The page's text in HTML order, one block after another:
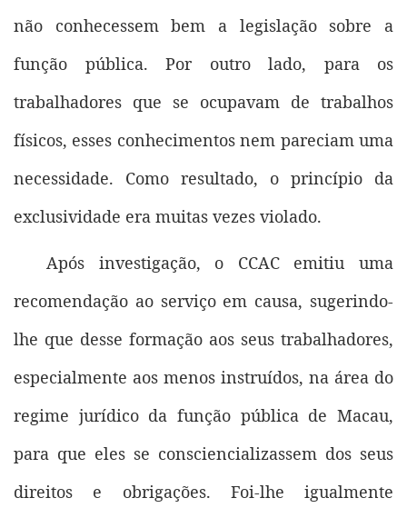
não conhecessem bem a legislação sobre a
função pública. Por outro lado, para os
trabalhadores que se ocupavam de trabalhos
físicos, esses conhecimentos nem pareciam uma
necessidade. Como resultado, o princípio da
exclusividade era muitas vezes violado.
Após investigação, o CCAC emitiu uma
recomendação ao serviço em causa, sugerindo-
lhe que desse formação aos seus trabalhadores,
especialmente aos menos instruídos, na área do
regime jurídico da função pública de Macau,
para que eles se consciencializassem dos seus
direitos e obrigações. Foi-lhe igualmente